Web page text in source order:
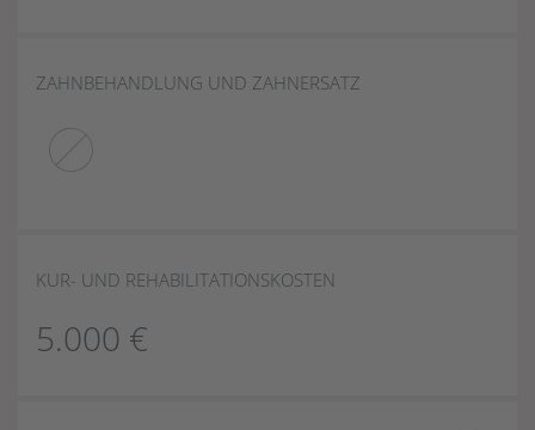
ZAHNBEHANDLUNG UND ZAHNERSATZ
KUR- UND REHABILITATIONSKOSTEN
5.000 €